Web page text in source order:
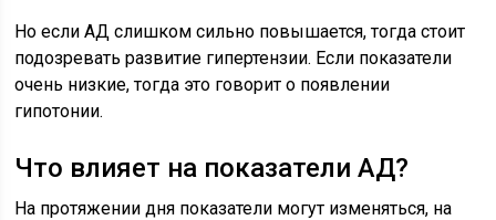
Но если АД слишком сильно повышается, тогда стоит
подозревать развитие гипертензии. Если показатели
очень низкие, тогда это говорит о появлении
гипотонии.
Что влияет на показатели АД?
На протяжении дня показатели могут изменяться, на